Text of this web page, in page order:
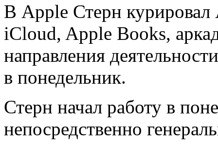
В Apple Стерн
iCloud, Apple Books,
направления
в понедельник.
Стерн начал работу в
непосредственно